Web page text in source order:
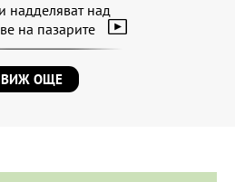
надделяват над
на пазарите
ВИЖ ОЩЕ